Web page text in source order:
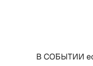
В СОБЫТИИ